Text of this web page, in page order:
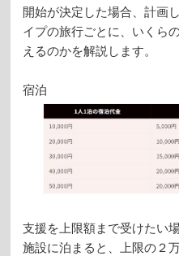
開始が決定した場合、計画
イプの旅行ごとに、いくら
えるのかを解説します。
宿泊
支援を上限額まで受けたい
施設に泊まると、上限の２